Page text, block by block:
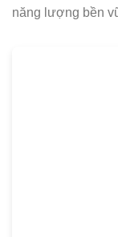
năng lượng bền